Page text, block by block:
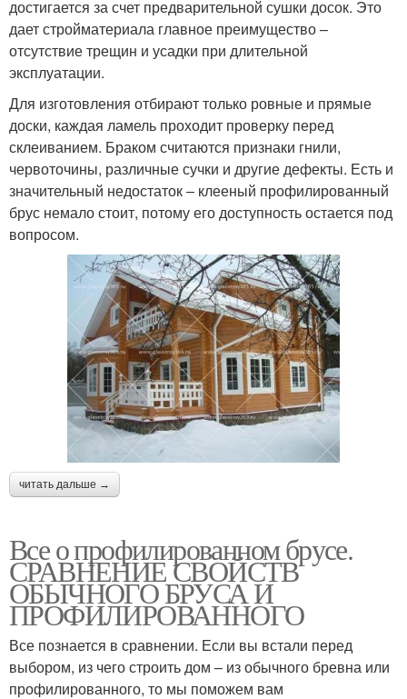
достигается за счет предварительной сушки досок. Это
дает стройматериала главное преимущество –
отсутствие трещин и усадки при длительной
эксплуатации.
Для изготовления отбирают только ровные и прямые
доски, каждая ламель проходит проверку перед
склеиванием. Браком считаются признаки гнили,
червоточины, различные сучки и другие дефекты. Есть и
значительный недостаток – клееный профилированный
брус немало стоит, потому его доступность остается под
вопросом.
читать дальше →
Все о профилированном брусе.
СРАВНЕНИЕ СВОЙСТВ
ОБЫЧНОГО БРУСА И
ПРОФИЛИРОВАННОГО
Все познается в сравнении. Если вы встали перед
выбором, из чего строить дом – из обычного бревна или
профилированного, то мы поможем вам